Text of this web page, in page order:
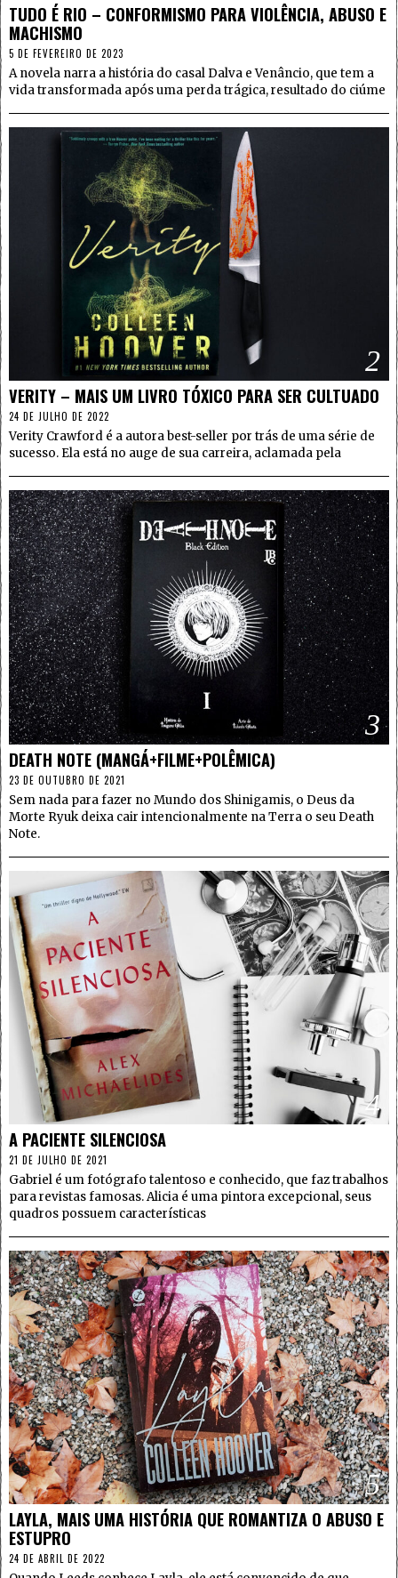
TUDO É RIO – CONFORMISMO PARA VIOLÊNCIA, ABUSO E
MACHISMO
5 DE FEVEREIRO DE 2023
A novela narra a história do casal Dalva e Venâncio, que tem a
vida transformada após uma perda trágica, resultado do ciúme
2
VERITY – MAIS UM LIVRO TÓXICO PARA SER CULTUADO
24 DE JULHO DE 2022
Verity Crawford é a autora best-seller por trás de uma série de
sucesso. Ela está no auge de sua carreira, aclamada pela
3
DEATH NOTE (MANGÁ+FILME+POLÊMICA)
23 DE OUTUBRO DE 2021
Sem nada para fazer no Mundo dos Shinigamis, o Deus da
Morte Ryuk deixa cair intencionalmente na Terra o seu Death
Note.
4
A PACIENTE SILENCIOSA
21 DE JULHO DE 2021
Gabriel é um fotógrafo talentoso e conhecido, que faz trabalhos
para revistas famosas. Alicia é uma pintora excepcional, seus
quadros possuem características
5
LAYLA, MAIS UMA HISTÓRIA QUE ROMANTIZA O ABUSO E
ESTUPRO
24 DE ABRIL DE 2022